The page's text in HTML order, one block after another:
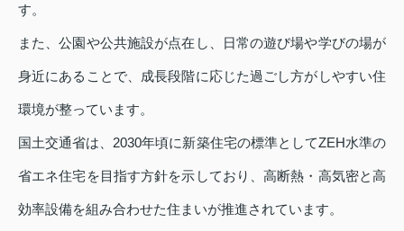
す。
また、公園や公共施設が点在し、日常の遊び場や学びの場が
身近にあることで、成長段階に応じた過ごし方がしやすい住
環境が整っています。
国土交通省は、2030年頃に新築住宅の標準としてZEH水準の
省エネ住宅を目指す方針を示しており、高断熱・高気密と高
効率設備を組み合わせた住まいが推進されています。